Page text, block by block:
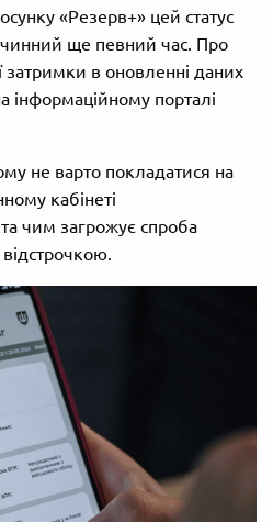
«Резерв+» цей статус
ще певний час. Про
затримки в оновленні даних
інформаційному порталі
не варто покладатися на
кабінеті
чим загрожує спроба